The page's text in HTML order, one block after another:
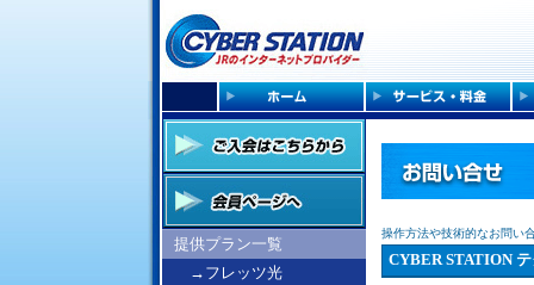
提供プラン一覧
→フレッツ光
操作方法や技術的なお問い
CYBER STATION